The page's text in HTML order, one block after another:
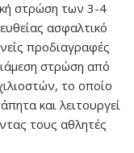
στρώση των 3-4
ασφαλτικό
προδιαγραφές
στρώση από
το οποίο
και λειτουργεί
τους αθλητές